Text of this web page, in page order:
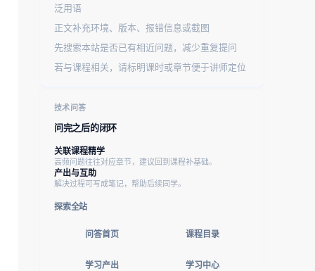
泛用语
正文补充环境、版本、报错信息或截图
先搜索本站是否已有相近问题，减少重复提问
若与课程相关，请标明课时或章节便于讲师定位
技术问答
问完之后的闭环
关联课程精学
高频问题往往对应章节，建议回到课程补基础。
产出与互助
解决过程可写成笔记，帮助后续同学。
探索全站
问答首页 课程目录
学习产出 学习中心